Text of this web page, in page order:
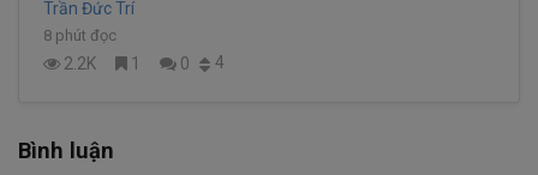
Trần Đức Trí
8 phút đọc
2.2K 1 0 4
Bình luận